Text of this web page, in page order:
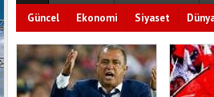
Güncel Ekonomi Siyaset